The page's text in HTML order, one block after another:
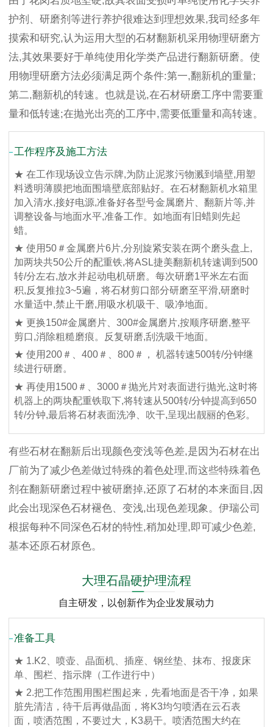
护剂、研磨剂等进行养护很难达到理想效果,我司经多年
摸索和研究,认为运用大型的石材翻新机采用物理研磨方
法,其效果要好于单纯使用化学类产品进行翻新研磨。使
用物理研磨方法必须满足两个条件:第一,翻新机的重量;
第二,翻新机的转速。也就是说,在石材研磨工序中需要重
量和低转速;在抛光出亮的工序中,需要低重量和高转速。
工作程序及施工方法
★ 在工作现场设立告示牌,为防止泥浆污物溅到墙壁,用塑
料透明薄膜把地面围墙壁底部贴好。在石材翻新机水箱里
加入清水,接好电源,准备好各型号金属磨片、翻新片等,并
调整设备与地面水平,准备工作。如地面有旧蜡则先起
蜡。
★ 使用50＃金属磨片6片,分别旋紧安装在两个磨头盘上,
加两块共50公斤的配重铁,将ASL捷美翻新机转速调到500
转/分左右,放水并起动电机研磨。每次研磨1平米左右面
积,反复推拉3~5遍，将石材剪口部分研磨至平滑,研磨时
水量适中,禁止干磨,用吸水机吸干、吸净地面。
★ 更换150#金属磨片、300#金属磨片,按顺序研磨,整平
剪口,消除粗糙磨痕。反复研磨,刮洗吸干地面。
★ 使用200＃、400＃、800＃， 机器转速500转/分钟继
续进行研磨。
★ 再使用1500＃、3000＃抛光片对表面进行抛光,这时将
机器上的两块配重铁取下,将转速从500转/分钟提高到650
转/分钟,最后将石材表面洗净、吹干,呈现出靓丽的色彩。
有些石材在翻新后出现颜色变浅等色差,是因为石材在出
厂前为了减少色差做过特殊的着色处理,而这些特殊着色
剂在翻新研磨过程中被研磨掉,还原了石材的本来面目,因
此会出现深色石材褪色、变浅,出现色差现象。伊瑞公司
根据每种不同深色石材的特性,稍加处理,即可减少色差,
基本还原石材原色。
大理石晶硬护理流程
自主研发，以创新作为企业发展动力
准备工具
★ 1.K2、喷壶、晶面机、插座、钢丝垫、抹布、报废床
单、围栏、指示牌（工作进行中）
★ 2.把工作范围用围栏围起来，先看地面是否干净，如果
脏先清洁，待干后再做晶面，将K3均匀喷洒在云石表
面，喷洒范围，不要过大，K3易干。喷洒范围大约在